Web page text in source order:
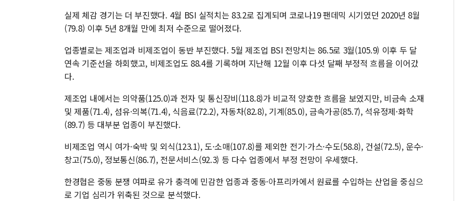
실제 체감 경기는 더 부진했다. 4월 BSI 실적치는 83.2로 집계되며 코로나19 팬데믹 시기였던 2020년 8월
(79.8) 이후 5년 8개월 만에 최저 수준으로 떨어졌다.
업종별로는 제조업과 비제조업이 동반 부진했다. 5월 제조업 BSI 전망치는 86.5로 3월(105.9) 이후 두 달
연속 기준선을 하회했고, 비제조업도 88.4를 기록하며 지난해 12월 이후 다섯 달째 부정적 흐름을 이어갔
다.
제조업 내에서는 의약품(125.0)과 전자 및 통신장비(118.8)가 비교적 양호한 흐름을 보였지만, 비금속 소재
및 제품(71.4), 섬유·의복(71.4), 식음료(72.2), 자동차(82.8), 기계(85.0), 금속가공(85.7), 석유정제·화학
(89.7) 등 대부분 업종이 부진했다.
비제조업 역시 여가·숙박 및 외식(123.1), 도·소매(107.8)를 제외한 전기·가스·수도(58.8), 건설(72.5), 운수·
창고(75.0), 정보통신(86.7), 전문서비스(92.3) 등 다수 업종에서 부정 전망이 우세했다.
한경협은 중동 분쟁 여파로 유가 충격에 민감한 업종과 중동·아프리카에서 원료를 수입하는 산업을 중심으
로 기업 심리가 위축된 것으로 분석했다.